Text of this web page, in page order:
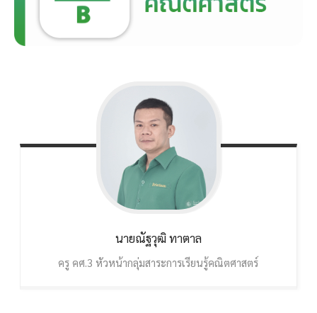
นายณัฐวุฒิทาตาล
ครู คศ.3 หัวหน้ากลุ่มสาระการเรียนรู้คณิตศาสตร์